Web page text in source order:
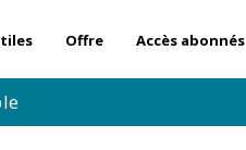
Offre Accès abonnés